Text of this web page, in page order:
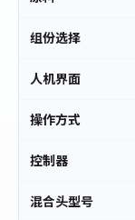
组份选择
人机界面
操作方式
控制器
混合头型号